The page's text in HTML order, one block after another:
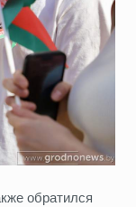
обратился